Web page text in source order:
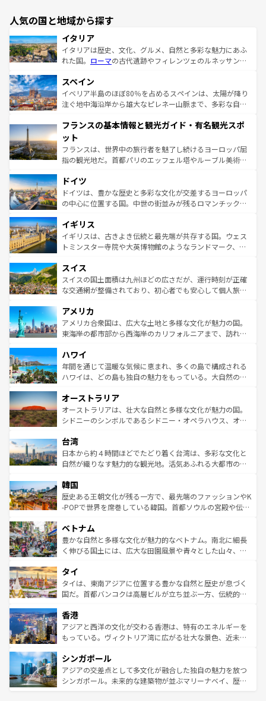
人気の国と地域から探す
イタリア
イタリアは歴史、文化、グルメ、自然と多彩な魅力にあふ
れた国。 ローマの古代遺跡やフィレンツェのルネッサンス
ろん、トスカーナの美しい田園風景やアマルフィ海岸の絶
景など、自然景観も見逃せない。観光の合間には、本場の
ピザやパスタなど、絶品のイタリア料理を堪能することも
ませてくれるイタリアで、忘れられない旅をしてみよう！
なお、新着のイタリア情報は
しい。
スペイン
イベリア半島のほぼ80％を占めるスペインは、太陽が降り
注ぐ地中海沿岸から雄大なピレネー山脈まで、多彩な自然
文化が根付くこの国では、情熱的なフラメンコ、熱気あふ
れる闘牛、そして美味しいタパスが生活の一部となってい
る。首都マドリードの洗練された雰囲気や、バルセロナの
アートに溢れた街角から、地方では古代ローマ遺跡や中世
せる。地方によって風土や気候が異なるスペインはその個
性で訪れる人を魅了する。 なお、新着のスペイン情報は コ
ンテンツ一覧を参照してほしい。
フランスの基本情報と観光ガイド・有名観光スポ
ット
フランスは、世界中の旅行者を魅了し続けるヨーロッパ屈
指の観光地だ。首都パリのエッフェル塔やルーブル美術館
で、幅広い魅力が詰まっている。華麗な宮殿、歴史的な大
聖堂、美しいビーチ、そして豊かな自然が、訪れる者を心
から魅了する。また、フランスは美食の国としても知ら
いる。シャンパンの発祥地であるランス、プロヴァンスの
香り高いラベンダー畑など、多彩な楽しみ方が可能だ。さ
らに、パリ以外の地域にも魅力が溢れており、どの街角に
れる地方に足を運ぶとそれぞれで全く異なる文化を体験で
きるだろう。 なお、新着のフランス情報はコンテンツ一覧
を参照してほしい。
ドイツ
ドイツは、豊かな歴史と多彩な文化が交差するヨーロッパ
の中心に位置する国。中世の街並みが残るロマンチック街
顔を持つこの国は、どこを歩いても飽きることがない。ベ
ルリンの文化的活気、バイエルン州のアルプスの絶景、そ
してライン川沿いのワイン畑といった風景は必見。ビール
は、お酒好きな人にはぜひ体験してほしい。 なお、新着の
ドイツ情報はコンテンツ一覧を参照してほしい。
イギリス
イギリスは、古きよき伝統と最先端が共存する国。ウェス
トミンスター寺院や大英博物館のようなランドマーク、歴
リアごとに異なる魅力がある。また、優雅なアフタヌーン
ティー、ビール好きにはたまらない英国パブ、サッカー観
戦など、本場だからこそできる体験も豊富。イギリスを旅
ンツ一覧を参照してほしい。
スイス
スイスの国土面積は九州ほどの広さだが、運行時刻が正確
な交通網が整備されており、初心者でも安心して個人旅行
の建物がそのまま残る町や、スイスならではのユニークな
博物館もあり、アルプス観光だけでなく町歩きも満喫する
ことができる。国民の所得が高いため物価も高いが、旅行
ば市内交通費無料で観光を楽しむこともできる。 なお、新
着のスイス情報はコンテンツ一覧 を参照してほしい。
アメリカ
アメリカ合衆国は、広大な土地と多様な文化が魅力の国。
東海岸の都市部から西海岸のカリフォルニアまで、訪れる
のような巨大都市は、観光、ショッピング、エンターテイ
ンメントが詰まった刺激的なスポットだ。一方、アメリカ
西部には大自然が広がり、グランドキャニオンやイエロー
部のニューオーリンズでは、音楽と美食が融合した独特の
文化が魅力。旅行者はアメリカの各地域で異なる魅力を楽
しみながら、その多様性と豊かな歴史を感じることができ
ならではの贅沢な旅のスタイルだ。 なお、新着のアメリカ
情報はコンテンツ一覧を参照してほしい。
ハワイ
年間を通じて温暖な気候に恵まれ、多くの島で構成される
ハワイは、どの島も独自の魅力をもっている。大自然の神
ワイ島は見逃せない。また、定番の観光地といえばオアフ
島だが、静かな自然を求めるならマウイ島やカウアイ島が
おすすめ。エメラルドグリーンに輝く海をはじめ、豊かな
れるおもてなしの心で訪れる人々を迎えてくれるハワイの
人々、おいしいローカルフードやハワイアンミュージッ
ク、伝統的なフラダンスなど、すべてがハワイの魅力を彩
ワイを、存分に味わってほしい。 なお、新着のハワイ情報
はコンテンツ一覧を参照してほしい。
オーストラリア
オーストラリアは、壮大な自然と多様な文化が魅力の国。
シドニーのシンボルであるシドニー・オペラハウス、オー
リアリーフや大陸中央部にそびえるウルル（エアーズロッ
ク）、タスマニアの美しい原生林やケアンズの熱帯雨林な
ど、見どころがたくさん。また、カフェやワイン、オージ
いる。アクティビティも充実しており、サーフィンやダイ
ビング、ハイキングなど、アウトドア好きにはたまらな
い。オーストラリアの多彩な魅力を存分に味わいつくそ
参照してほしい。
台湾
日本から約４時間ほどでたどり着く台湾は、多彩な文化と
自然が織りなす魅力的な観光地。活気あふれる大都市の台
ン）、静ひつな山岳地帯である台湾東部など、都市の喧騒
と山間の静けさが共存しており、訪れる人に新しい発見と
驚きをもたらしてくれる。また、奥深い台湾の食文化も魅
容にもいいと評判のスイーツなど、バラエティ豊かな料理
が味わえる。 なお、新着の台湾情報は コンテンツ一覧を参
照してほしい。
韓国
歴史ある王朝文化が残る一方で、最先端のファッションやK
-POPで世界を席巻している韓国。首都ソウルの宮殿や伝統
き、地方に足を延ばせば四季折々の自然美を楽しむことが
できる。そして、キムチや焼肉、絶品のストリートフード
まで、さまざまな韓国料理が待っている。夜には、韓国な
リティに包まれながら、韓国の多彩な魅力を心ゆくまで味
わってみてほしい。 なお、新着の韓国情報はコンテンツ一
覧を参照してほしい。
ベトナム
豊かな自然と多様な文化が魅力的なベトナム。南北に細長
く伸びる国土には、広大な田園風景や青々とした山々、世
急速な発展と共に伝統が息づく。ハノイの古い町並みやホ
ーチミン市のフランス統治時代の建物も、独特の雰囲気を
醸し出している。また、バラエティの豊かさとおいしさで
とつ。フォーやバインミー、ベトナムコーヒーなどは、ぜ
ひ現地で味わいたい。どの地域を訪れてもあたたかい人々
が旅行者を迎えてくれるので、きっと忘れられない旅にな
参照してほしい。
タイ
タイは、東南アジアに位置する豊かな自然と歴史が息づく
国だ。首都バンコクは高層ビルが立ち並ぶ一方、伝統的な
の活気が交差している。北部ではチェンマイなどの山岳地
帯で自然と触れ合い、南部ではプーケットやクラビの美し
いビーチでリゾート気分を楽しむことができる。タイ料理
激する。気候は一年中温暖で、どの季節にも異なる楽しみ
が待っている。親しみやすいタイの人々、仏教を中心とし
た文化、そして多様な観光資源が、訪れる旅人を魅了し続
香港
アジアと西洋の文化が交わる香港は、特有のエネルギーを
もっている。ヴィクトリア湾に広がる壮大な景色、近未来
み、どこを訪れても感動するはず。観光スポットが密集し
ており、効率よく見どころを回れるのも魅力。息をのむよ
うな絶景から文化的な体験まで、香港を存分に楽しみ尽く
シンガポール
アジアの交差点として多文化が融合した独自の魅力を放つ
シンガポール。未来的な建築物が並ぶマリーナベイ、歴史